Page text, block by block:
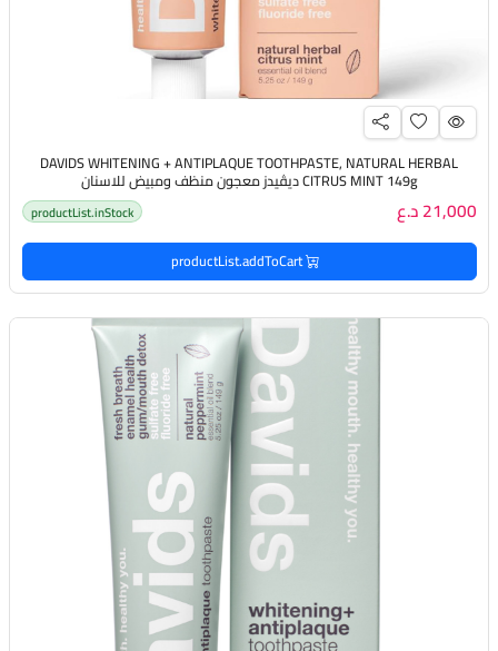
DAVIDS WHITENING + ANTIPLAQUE TOOTHPASTE, NATURAL HERBAL
CITRUS MINT 149g ديڤيدز معجون منظف ومبيض للاسنان
21,000 د.ع productList.inStock
productList.addToCart